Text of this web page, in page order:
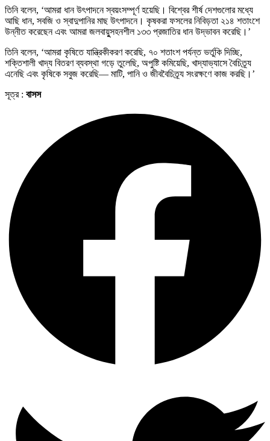
তিনি বলেন, ‘আমরা ধান উৎপাদনে স্বয়ংসম্পূর্ণ হয়েছি। বিশ্বের শীর্ষ দেশগুলোর মধ্যে
আছি ধান, সবজি ও স্বাদুপানির মাছ উৎপাদনে। কৃষকরা ফসলের নিবিড়তা ২১৪ শতাংশে
উন্নীত করেছেন এবং আমরা জলবায়ুুসহনশীল ১৩৩ প্রজাতির ধান উদ্ভাবন করেছি।’
তিনি বলেন, ‘আমরা কৃষিতে যান্ত্রিকীকরণ করেছি, ৭০ শতাংশ পর্যন্ত ভর্তুকি দিচ্ছি,
শক্তিশালী খাদ্য বিতরণ ব্যবস্থা গড়ে তুলেছি, অপুষ্টি কমিয়েছি, খাদ্যাভ্যাসে বৈচিত্র্য
এনেছি এবং কৃষিকে সবুজ করেছি— মাটি, পানি ও জীববৈচিত্র্য সংরক্ষণে কাজ করছি।’
সূত্র : বাসস